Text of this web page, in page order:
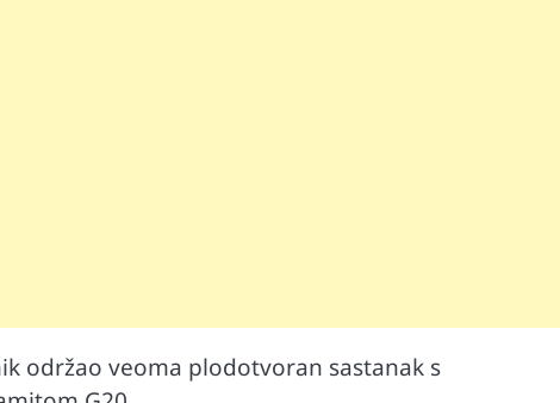
održao veoma plodotvoran sastanak s